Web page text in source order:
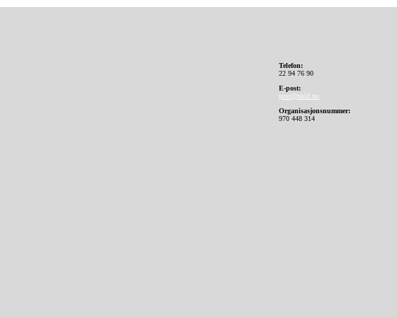
Telefon:
22 94 76 90
E-post:
post@nkkf.no
Organisasjonsnummer:
970 448 314